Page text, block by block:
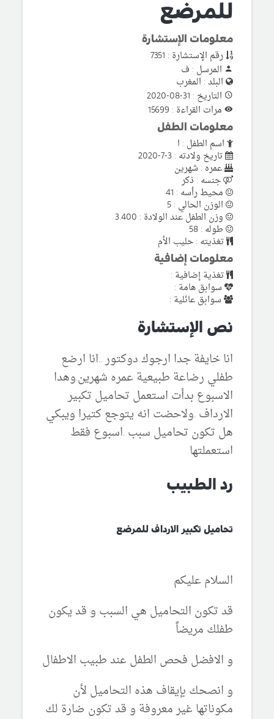
للمرضع
معلومات الإستشارة
رقم الإستشارة : 7351
المرسل : ف
البلد : المغرب
التاريخ : 31-08-2020
مرات القراءة : 15699
معلومات الطفل
اسم الطفل : ا
تاريخ ولادته : 3-7-2020
عمره : شهرين
جنسه : ذكر
محيط رأسه : 41
الوزن الحالي : 5
وزن الطفل عند الولادة : 3.400
طوله : 58
تغذيته : حليب الأم
معلومات إضافية
تغذية إضافية :
سوابق هامة :
سوابق عائلية :
نص الإستشارة
انا خايفة جدا ارجوك دوكتور ..انا ارضع
طفلي رضاعة طبيعية عمره شهرين.وهدا
الاسبوع بدأت استعمل تحاميل تكبير
الارداف .ولاحضت انه يتوجع كتيرا ويبكي
هل تكون تحاميل سبب .اسبوع فقط
استعملتها
رد الطبيب
تحاميل تكبير الارداف للمرضع
السلام عليكم
قد تكون التحاميل هي السبب و قد يكون
طفلك مريضاً
و الافضل فحص الطفل عند طبيب الاطفال
و انصحك بإيقاف هذه التحاميل لأن
مكوناتها غير معروفة و قد تكون ضارة لك